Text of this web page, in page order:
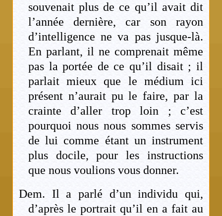
souvenait plus de ce qu’il avait dit
l’année dernière, car son rayon
d’intelligence ne va pas jusque-là.
En parlant, il ne comprenait même
pas la portée de ce qu’il disait ; il
parlait mieux que le médium ici
présent n’aurait pu le faire, par la
crainte d’aller trop loin ; c’est
pourquoi nous nous sommes servis
de lui comme étant un instrument
plus docile, pour les instructions
que nous voulions vous donner.
Dem. Il a parlé d’un individu qui,
d’après le portrait qu’il en a fait au